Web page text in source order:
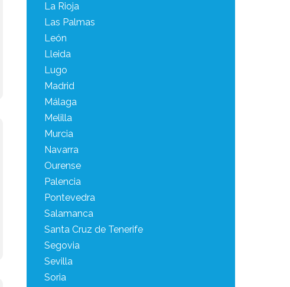
La Rioja
Las Palmas
León
Lleida
Lugo
Madrid
Málaga
Melilla
Murcia
Navarra
Ourense
Palencia
Pontevedra
Salamanca
Santa Cruz de Tenerife
Segovia
Sevilla
Soria